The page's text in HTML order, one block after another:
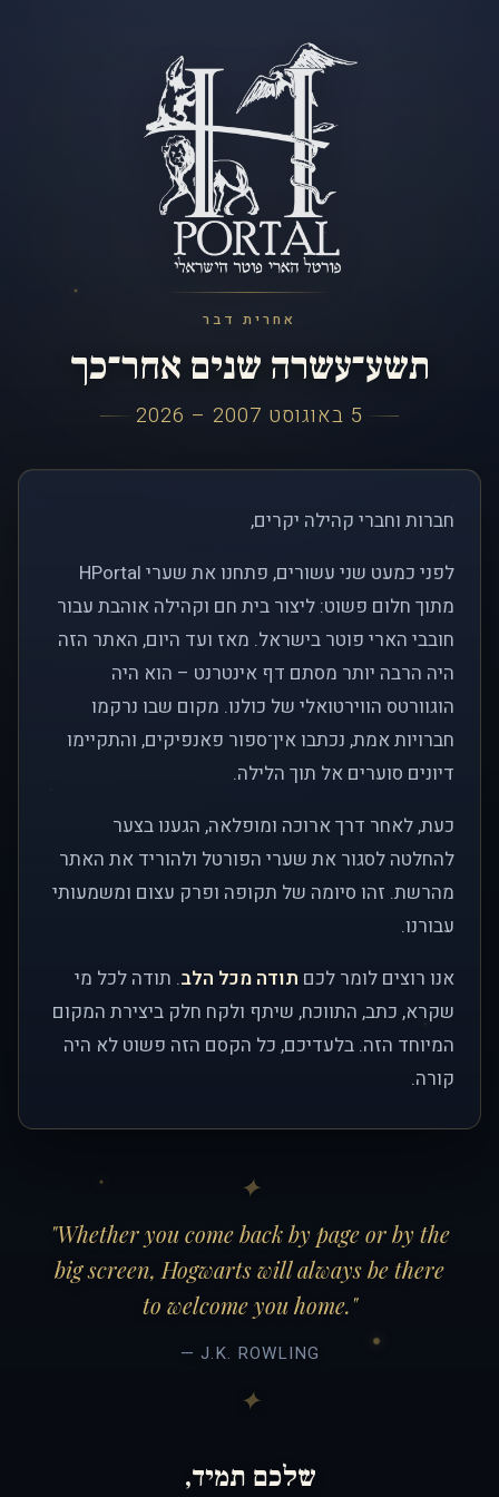
אחרית דבר
תשע־עשרה שנים אחר־כך
5 באוגוסט 2007 – 2026
חברות וחברי קהילה יקרים,
לפני כמעט שני עשורים, פתחנו את שערי HPortal
מתוך חלום פשוט: ליצור בית חם וקהילה אוהבת עבור
חובבי הארי פוטר בישראל. מאז ועד היום, האתר הזה
היה הרבה יותר מסתם דף אינטרנט – הוא היה
הוגוורטס הווירטואלי של כולנו. מקום שבו נרקמו
חברויות אמת, נכתבו אין־ספור פאנפיקים, והתקיימו
דיונים סוערים אל תוך הלילה.
כעת, לאחר דרך ארוכה ומופלאה, הגענו בצער
להחלטה לסגור את שערי הפורטל ולהוריד את האתר
מהרשת. זהו סיומה של תקופה ופרק עצום ומשמעותי
עבורנו.
אנו רוצים לומר לכם תודה מכל הלב. תודה לכל מי
שקרא, כתב, התווכח, שיתף ולקח חלק ביצירת המקום
המיוחד הזה. בלעדיכם, כל הקסם הזה פשוט לא היה
קורה.
"Whether you come back by page or by the
big screen, Hogwarts will always be there
to welcome you home."
— J.K. ROWLING
שלכם תמיד,